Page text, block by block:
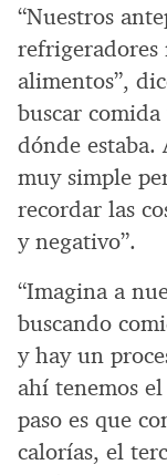
“Nuestros
refrigeradores
alimentos”,
buscar
dónde estaba.
muy simple
recordar las
y negativo”.
“Imagina a
buscando
y hay un
ahí tenemos
paso es que
calorías, el